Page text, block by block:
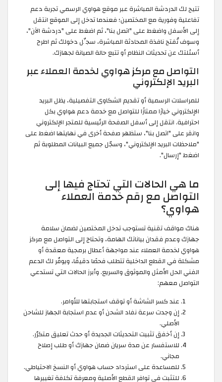
تتيح لك الدردشة المباشرة عبر موقع هواوي الرسمي تجربة دعم
تفاعلية وفورية مع المختصين؛ فعندما تدخل إلى الموقع انتقل
إلى الأسفل واضغط على "اتصل بنا"، ثم اضغط على "دردشة الآن"،
وسوف تُفتح نافذة المحادثة المباشرة، سجِّل دخولك ثم اطرح
أسئلتك عن تحديثات النظام أو تتبع حالة الصيانة لجهازك.
التواصل مع مركز هواوي لخدمة العملاء عبر
البريد الإلكتروني
للمراسلات الرسمية أو تقديم الشكاوى التفصيلية، يظل البريد
الإلكتروني خيارًا ممتازًا للتواصل مع خدمة دعم هواوي بكل
احترافية. انتقل إلى أسفل الصفحة الرئيسية للمتجر الإلكتروني
وانقر على "اتصل بنا"، ستظهر صفحة أخرى في نهايتها اضغط على
"ملاحظات البريد الإلكتروني"، وسجّل جميع البيانات المطلوبة ثم
اضغط "إرسال".
ما هي الحالات التي تحتاج فيها إلى
التواصل مع رقم خدمة العملاء
هواوي؟
هناك مواقف تقنية تستوجب تدخل المختصين لضمان سلامة
جهازك وعدم فقدان بياناتك الهامة، وتحتاج إلى التواصل مع مركز
هواوي لخدمة العملاء عند مواجهة أعطال برمجية معقدة أو
مشكلة في القطع الداخلية تتطلب فحصًا دقيقًا، ويوفّر لك الدعم
الفني الحل الأمثل والموثوق والسريع. وأبرز الحالات التي تستدعي
التواصل معهم:
عند كسر الشاشة أو توقف استجابتها للأوامر.
إن وجدت سرعة نفاد الشحن أو عدم استجابة الجهاز للشاحن
الأصلي.
إن أخفق تثبيت التحديثات الجديدة أو حدث تعليق متكرّر.
للاستفسار عن مدة سريان ضمان جهازك أو طلب إصلاح
مجاني.
للمساعدة على استرداد حساب هواوي أو النسخ الاحتياطي.
للتثبت في توافر القطع الأصلية ومعرفة تكلفة تغييرها